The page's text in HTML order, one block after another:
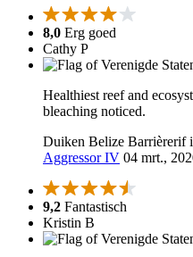
8,0 Erg goed
Cathy P
Healthiest reef and
bleaching noticed.
Duiken Belize Barrièrerif
Aggressor IV 04 mrt.,
9,2 Fantastisch
Kristin B